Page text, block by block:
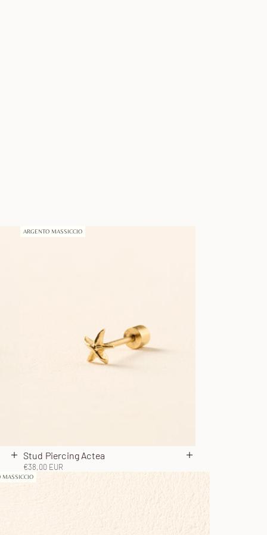
Aggiungi al carrello
ARGENTO MASSICCIO
Stud Piercing Actea
Prezzo scontato
€38,00 EUR Aggiungi al carrello
MASSICCIO